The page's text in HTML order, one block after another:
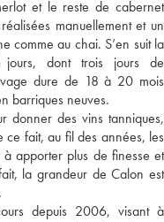
et le reste de cabernet
manuellement et un
comme au chai. S’en suit la
jours, dont trois jours de
dure de 18 à 20 mois
barriques neuves.
donner des vins tanniques,
ce fait, au fil des années, les
apporter plus de finesse et
la grandeur de Calon est
depuis 2006, visant à